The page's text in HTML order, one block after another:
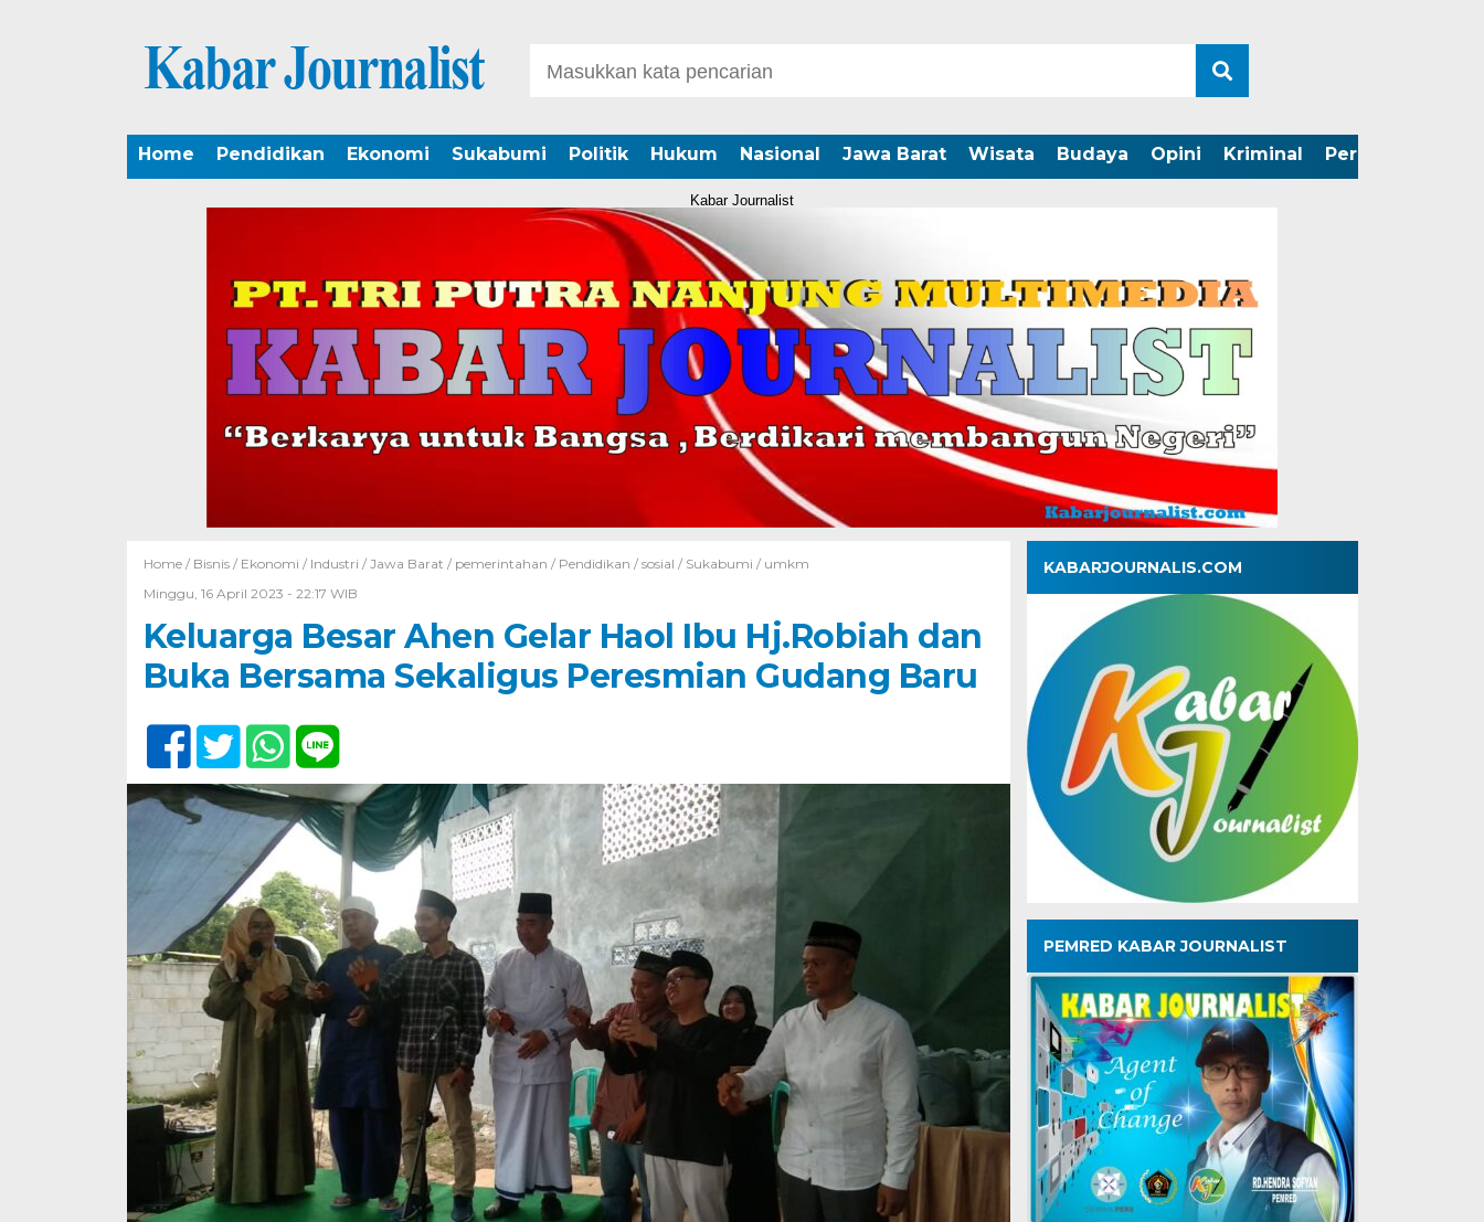
Home Pendidikan Ekonomi Sukabumi Politik Hukum Nasional Jawa Barat Wisata Budaya Opini Kriminal Peristiwa
Kabar Journalist
Home / Bisnis/ Ekonomi / Industri / Jawa Barat / pemerintahan / Pendidikan / sosial / Sukabumi / umkm
Minggu, 16 April 2023 - 22:17 WIB
Keluarga Besar Ahen Gelar Haol Ibu Hj.Robiah dan
Buka Bersama Sekaligus Peresmian Gudang Baru
KABARJOURNALIS.COM
PEMRED KABAR JOURNALIST